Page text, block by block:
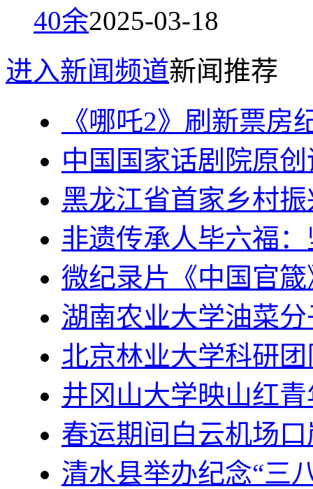
40余2025-03-18
进入新闻频道新闻推荐
《哪吒2》刷新票房
中国国家话剧院原
黑龙江省首家乡村
非遗传承人毕六福
微纪录片《中国官
湖南农业大学油菜
北京林业大学科研
井冈山大学映山红
春运期间白云机场
清水县举办纪念“三